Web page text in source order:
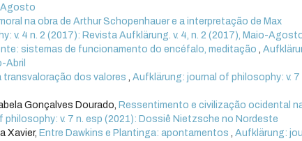
Agosto
na obra de Arthur Schopenhauer e a interpretação de Max
v. 4 n. 2 (2017): Revista Aufklärung. v. 4, n. 2 (2017), Maio-
sistemas de funcionamento do encéfalo, meditação,
Abril
transvaloração dos valores,Aufklärung: journal of philosophy: v. 7
Gonçalves Dourado, Ressentimento e civilização ocidental
philosophy: v. 7 n. esp (2021): Dossiê Nietzsche no Nordeste
Xavier, Entre Dawkins e Plantinga: apontamentos,Aufklärung: